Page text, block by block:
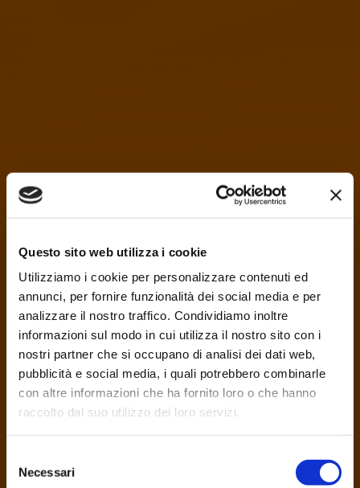
Questo sito web utilizza i cookie
Utilizziamo i cookie per personalizzare contenuti ed
annunci, per fornire funzionalità dei social media e per
analizzare il nostro traffico. Condividiamo inoltre
informazioni sul modo in cui utilizza il nostro sito con i
nostri partner che si occupano di analisi dei dati web,
pubblicità e social media, i quali potrebbero combinarle
con altre informazioni che ha fornito loro o che hanno
raccolto dal suo utilizzo dei loro servizi.
Necessari